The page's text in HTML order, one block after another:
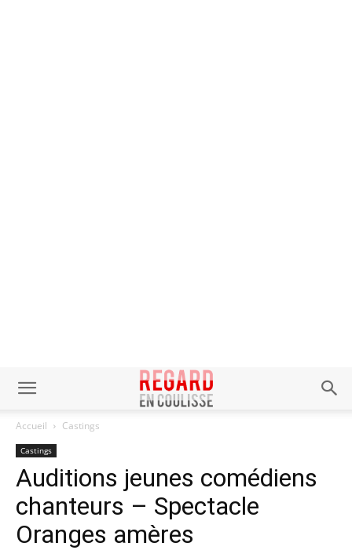
Accueil Castings
Castings
Auditions jeunes comédiens
chanteurs – Spectacle
Oranges amères